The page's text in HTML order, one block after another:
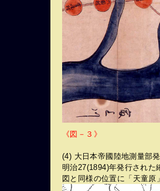
《図－３》
(4) 大日本帝國陸地測量部
明治27(1894)年発行された
図と同様の位置に「天童原